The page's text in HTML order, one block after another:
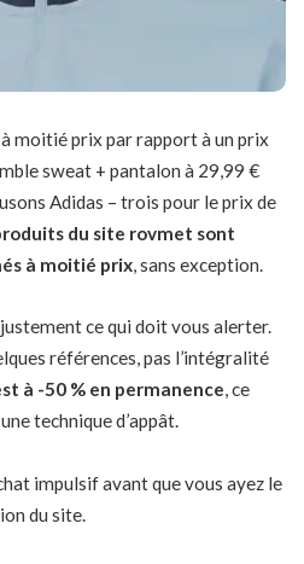
moitié prix par rapport à un prix
sweat + pantalon à 29,99 €
Adidas – trois pour le prix de
du site rovmet sont
à moitié prix, sans exception.
ce qui doit vous alerter.
références, pas l’intégralité
à -50 % en permanence, ce
technique d’appât.
impulsif avant que vous ayez le
du site.